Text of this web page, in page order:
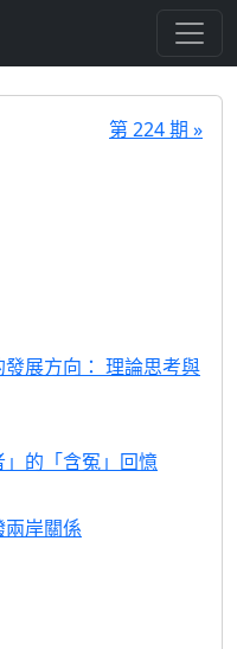
第 224 期 »
展方向： 理論思考與
的「含冤」回憶
岸關係